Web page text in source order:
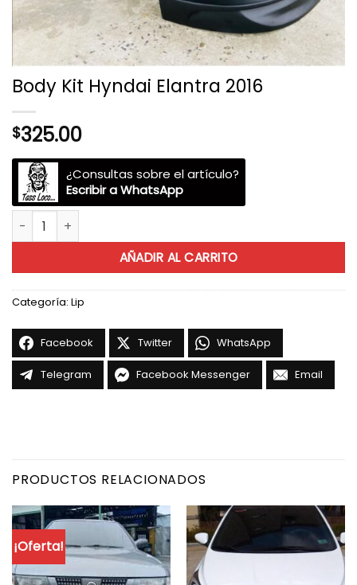
Body Kit Hyndai Elantra 2016
$325.00
¿Consultas sobre el artículo?
Escribir a WhatsApp
Body Kit Hyndai Elantra 2016 cantidad
AÑADIR AL CARRITO
Categoría: Lip
Facebook Twitter WhatsApp
Telegram Facebook Messenger Email
PRODUCTOS RELACIONADOS
¡Oferta!